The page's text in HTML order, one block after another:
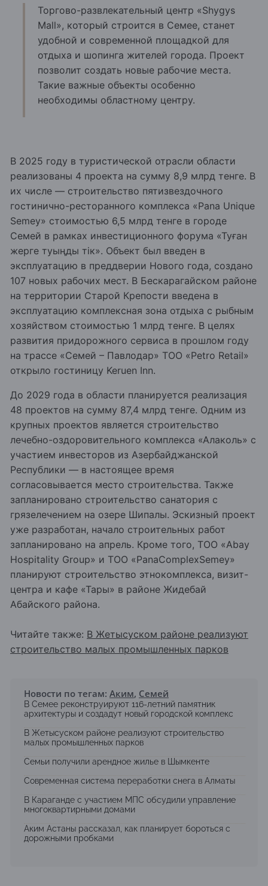
Торгово-развлекательный центр «Shygys
Mall», который строится в Семее, станет
удобной и современной площадкой для
отдыха и шопинга жителей города. Проект
позволит создать новые рабочие места.
Такие важные объекты особенно
необходимы областному центру.
В 2025 году в туристической отрасли области
реализованы 4 проекта на сумму 8,9 млрд тенге. В
их числе — строительство пятизвездочного
гостинично-ресторанного комплекса «Pana Unique
Semey» стоимостью 6,5 млрд тенге в городе
Семей в рамках инвестиционного форума «Туған
жерге туыңды тік». Объект был введен в
эксплуатацию в преддверии Нового года, создано
107 новых рабочих мест. В Бескарагайском районе
на территории Старой Крепости введена в
эксплуатацию комплексная зона отдыха с рыбным
хозяйством стоимостью 1 млрд тенге. В целях
развития придорожного сервиса в прошлом году
на трассе «Семей – Павлодар» ТОО «Petro Retail»
открыло гостиницу Keruen Inn.
До 2029 года в области планируется реализация
48 проектов на сумму 87,4 млрд тенге. Одним из
крупных проектов является строительство
лечебно-оздоровительного комплекса «Алаколь» с
участием инвесторов из Азербайджанской
Республики — в настоящее время
согласовывается место строительства. Также
запланировано строительство санатория с
грязелечением на озере Шипалы. Эскизный проект
уже разработан, начало строительных работ
запланировано на апрель. Кроме того, ТОО «Abay
Hospitality Group» и ТОО «PanaComplexSemey»
планируют строительство этнокомплекса, визит-
центра и кафе «Тары» в районе Жидебай
Абайского района.
Читайте также: В Жетысуском районе реализуют
строительство малых промышленных парков
Новости по тегам: Аким, Семей
В Семее реконструируют 116-летний памятник
архитектуры и создадут новый городской комплекс
В Жетысуском районе реализуют строительство
малых промышленных парков
Семьи получили арендное жилье в Шымкенте
Современная система переработки снега в Алматы
В Караганде с участием МПС обсудили управление
многоквартирными домами
Аким Астаны рассказал, как планирует бороться с
дорожными пробками